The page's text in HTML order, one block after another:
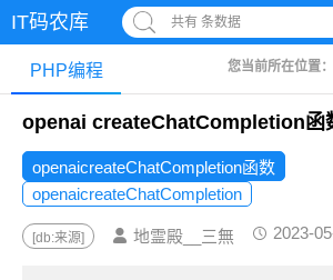
IT码农库 共有 条数据
您当前所在位置：
PHP编程
openai createChatCompletion函
openaicreateChatCompletion函数
openaicreateChatCompletion
[db:来源] 地霊殿__三無 2023-